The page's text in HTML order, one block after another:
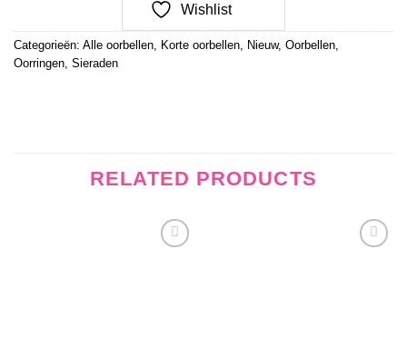
Wishlist
Categorieën: Alle oorbellen, Korte oorbellen, Nieuw, Oorbellen,
Oorringen, Sieraden
RELATED PRODUCTS